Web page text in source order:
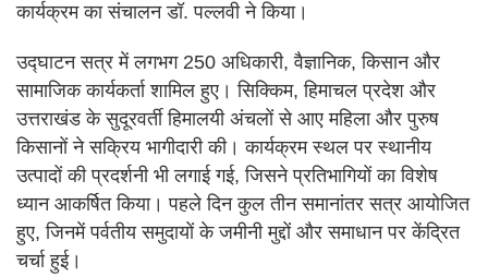
कार्यक्रम का संचालन डॉ. पल्लवी ने किया।
उद्घाटन सत्र में लगभग 250 अधिकारी, वैज्ञानिक, किसान और
सामाजिक कार्यकर्ता शामिल हुए। सिक्किम, हिमाचल प्रदेश और
उत्तराखंड के सुदूरवर्ती हिमालयी अंचलों से आए महिला और पुरुष
किसानों ने सक्रिय भागीदारी की। कार्यक्रम स्थल पर स्थानीय
उत्पादों की प्रदर्शनी भी लगाई गई, जिसने प्रतिभागियों का विशेष
ध्यान आकर्षित किया। पहले दिन कुल तीन समानांतर सत्र आयोजित
हुए, जिनमें पर्वतीय समुदायों के जमीनी मुद्दों और समाधान पर केंद्रित
चर्चा हुई।